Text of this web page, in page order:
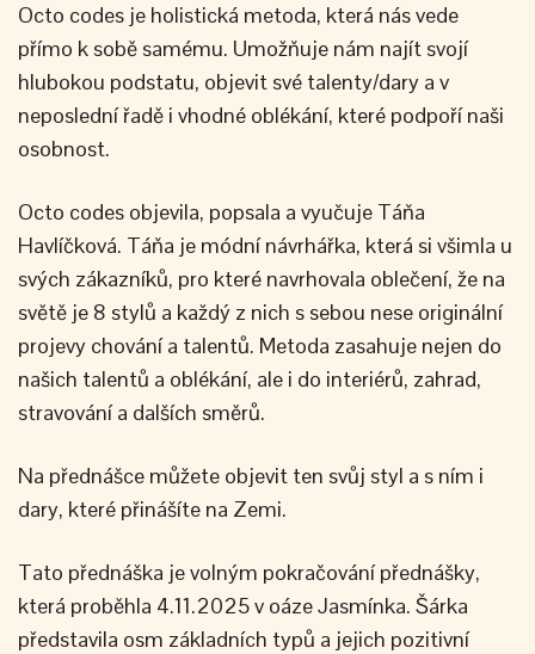
Octo codes je holistická metoda, která nás vede
přímo k sobě samému. Umožňuje nám najít svojí
hlubokou podstatu, objevit své talenty/dary a v
neposlední řadě i vhodné oblékání, které podpoří naši
osobnost.
Octo codes objevila, popsala a vyučuje Táňa
Havlíčková. Táňa je módní návrhářka, která si všimla u
svých zákazníků, pro které navrhovala oblečení, že na
světě je 8 stylů a každý z nich s sebou nese originální
projevy chování a talentů. Metoda zasahuje nejen do
našich talentů a oblékání, ale i do interiérů, zahrad,
stravování a dalších směrů.
Na přednášce můžete objevit ten svůj styl a s ním i
dary, které přinášíte na Zemi.
Tato přednáška je volným pokračování přednášky,
která proběhla 4.11.2025 v oáze Jasmínka. Šárka
představila osm základních typů a jejich pozitivní